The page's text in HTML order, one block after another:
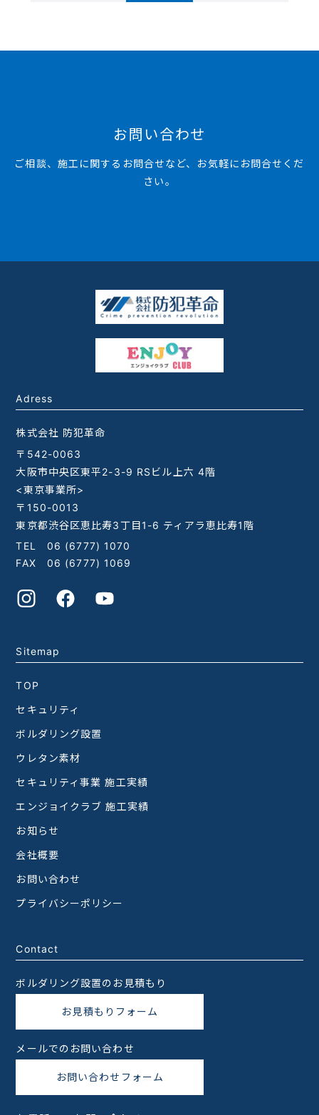
お問い合わせ
ご相談、施工に関するお問合せなど、お気軽にお問合せくだ
さい。
Adress
株式会社 防犯革命
〒542-0063
大阪市中央区東平2-3-9 RSビル上六 4階
<東京事業所>
〒150-0013
東京都渋谷区恵比寿3丁目1-6 ティアラ恵比寿1階
TEL 06 (6777) 1070
FAX 06 (6777) 1069
Sitemap
TOP
セキュリティ
ボルダリング設置
ウレタン素材
セキュリティ事業 施工実績
エンジョイクラブ 施工実績
お知らせ
会社概要
お問い合わせ
プライバシーポリシー
Contact
ボルダリング設置のお見積もり
お見積もりフォーム
メールでのお問い合わせ
お問い合わせフォーム